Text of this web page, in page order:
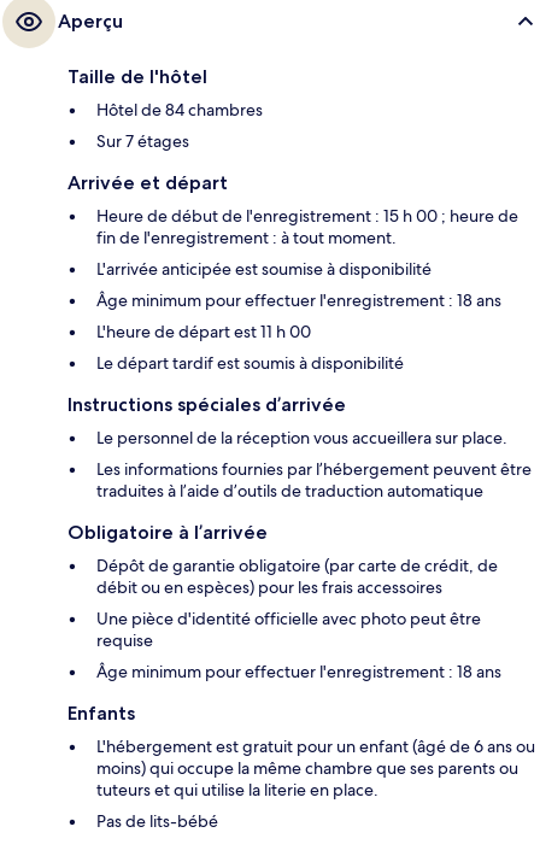
Aperçu
Taille de l'hôtel
Hôtel de 84 chambres
Sur 7 étages
Arrivée et départ
Heure de début de l'enregistrement : 15 h 00 ; heure de
fin de l'enregistrement : à tout moment.
L'arrivée anticipée est soumise à disponibilité
Âge minimum pour effectuer l'enregistrement : 18 ans
L'heure de départ est 11 h 00
Le départ tardif est soumis à disponibilité
Instructions spéciales d’arrivée
Le personnel de la réception vous accueillera sur place.
Les informations fournies par l’hébergement peuvent être
traduites à l’aide d’outils de traduction automatique
Obligatoire à l’arrivée
Dépôt de garantie obligatoire (par carte de crédit, de
débit ou en espèces) pour les frais accessoires
Une pièce d'identité officielle avec photo peut être
requise
Âge minimum pour effectuer l'enregistrement : 18 ans
Enfants
L'hébergement est gratuit pour un enfant (âgé de 6 ans ou
moins) qui occupe la même chambre que ses parents ou
tuteurs et qui utilise la literie en place.
Pas de lits-bébé